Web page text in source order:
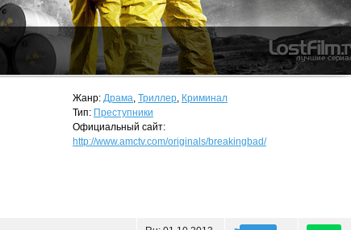
Жанр: Драма, Триллер, Криминал
Тип: Преступники
Официальный сайт:
http://www.amctv.com/originals/breakingbad/